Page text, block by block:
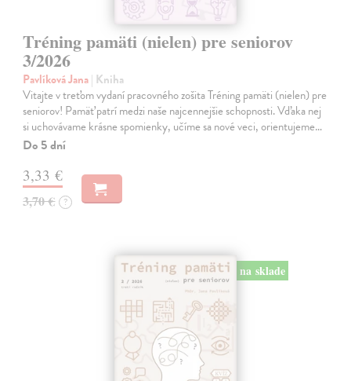
Tréning pamäti (nielen) pre seniorov
3/2026
Pavlíková Jana| Kniha
Vitajte v treťom vydaní pracovného zošita Tréning pamäti (nielen) pre
seniorov! Pamäť patrí medzi naše najcennejšie schopnosti. Vďaka nej
si uchovávame krásne spomienky, učíme sa nové veci, orientujeme…
Do 5 dní
3,33 €
3,70 € ?
na sklade